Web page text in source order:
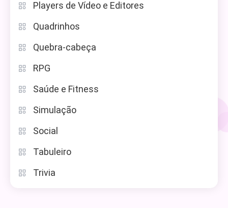
Players de Vídeo e Editores
Quadrinhos
Quebra-cabeça
RPG
Saúde e Fitness
Simulação
Social
Tabuleiro
Trivia